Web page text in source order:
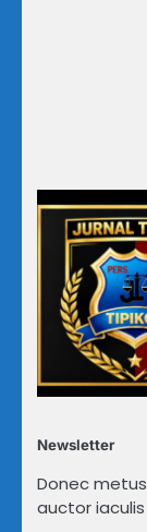
Newsletter
Donec
auctor iaculis